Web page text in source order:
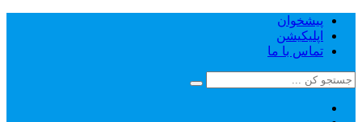
پیشخوان
اپلیکیشن
تماس با ما